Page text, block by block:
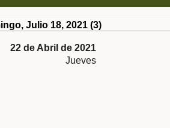
Julio 18, 2021 (3)
22 de Abril de 2021
Jueves